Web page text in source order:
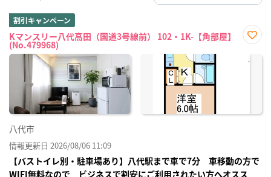
割引キャンペーン
Kマンスリー八代高田（国道3号線前） 102・1K-【角部屋】
(No.479968)
に入
り登
八代市
情報更新日 2026/08/06 11:09
【バストイレ別・駐車場あり】八代駅まで車で7分 車移動の方で
WIFI無料なので ビジネスで割安にご利用されたい方へオスス